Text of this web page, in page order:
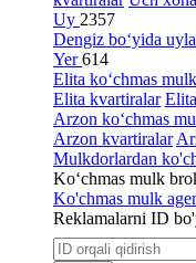
Uy 2357
Dengiz bo‘yida
Yer614
Elita ko‘chmas mulk
Elita kvartiralar
Arzon ko‘chmas
Arzon kvartiralar
Mulkdorlardan
Ko‘chmas mulk
Ko'chmas mulk
Reklamalarni ID